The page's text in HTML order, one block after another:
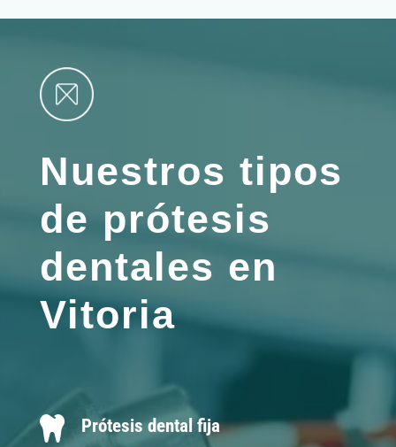
Nuestros tipos
de prótesis
dentales en
Vitoria
 Prótesis dental fija